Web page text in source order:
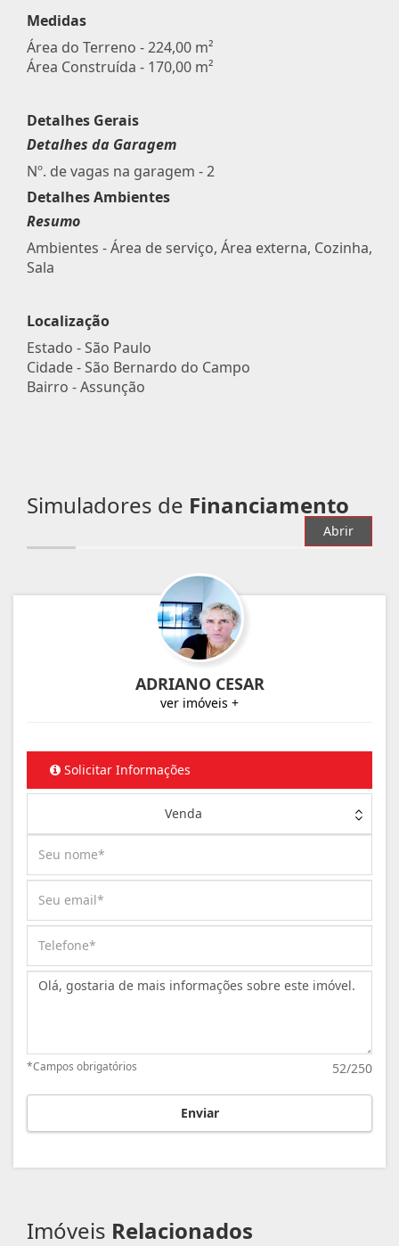
Medidas
Área do Terreno - 224,00 m²
Área Construída - 170,00 m²
Detalhes Gerais
Detalhes da Garagem
Nº. de vagas na garagem - 2
Detalhes Ambientes
Resumo
Ambientes - Área de serviço, Área externa, Cozinha,
Sala
Localização
Estado -São Paulo
Cidade -São Bernardo do Campo
Bairro -Assunção
Simuladores de Financiamento
Abrir
ADRIANO CESAR
ver imóveis +
Solicitar Informações
Venda
Mensagem:
52/250
*Campos obrigatórios
Enviar
Imóveis Relacionados